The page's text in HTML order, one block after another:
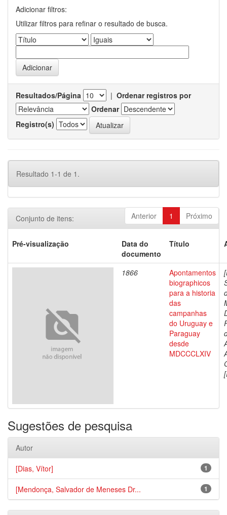
Adicionar filtros:
Utilizar filtros para refinar o resultado de busca.
Resultados/Página | Ordenar registros por
Ordenar
Registro(s)
Resultado 1-1 de 1.
Anterior 1 Próximo
Conjunto de itens:
Pré-visualização
Data do
documento
Título
1866
Apontamentos
biographicos
para a historia
das
campanhas
do Uruguay e
Paraguay
desde
MDCCCLXIV
Sugestões de pesquisa
Autor
1
[Dias, Vítor]
1
[Mendonça, Salvador de Meneses Dr...